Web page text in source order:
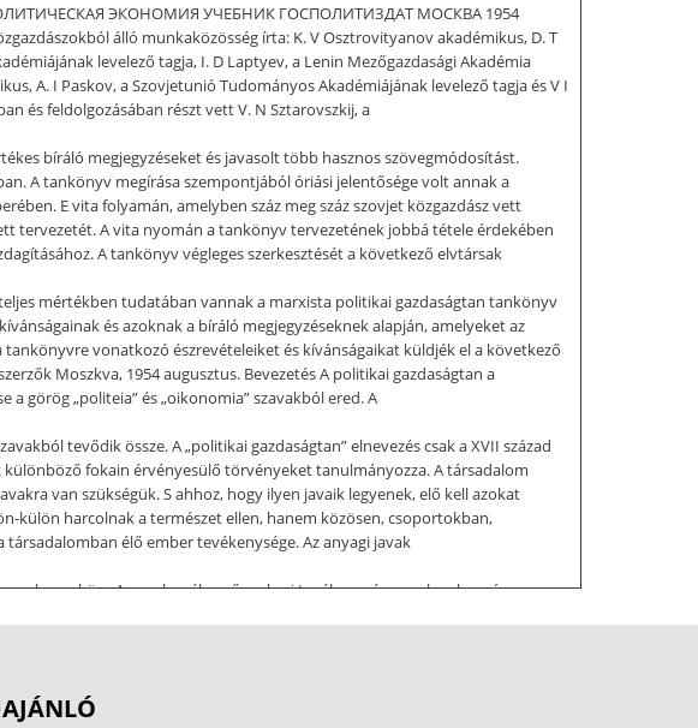
ПОЛИТИЧЕСКАЯ ЭКОНОМИЯ УЧЕБНИК ГОСПОЛИТИЗДАТ МОСКВА 1954
álló munkaközösség írta: K. V Osztrovityanov akadémikus, D. T
levelező tagja, I. D Laptyev, a Lenin Mezőgazdasági Akadémia
A. I Paskov, a Szovjetunió Tudományos Akadémiájának levelező tagja és V I
és feldolgozásában részt vett V. N Sztarovszkij, a
bíráló megjegyzéseket és javasolt több hasznos szövegmódosítást.
A tankönyv megírása szempontjából óriási jelentősége volt annak a
E vita folyamán, amelyben száz meg száz szovjet közgazdász vett
tervezetét. A vita nyomán a tankönyv tervezetének jobbá tétele érdekében
A tankönyv végleges szerkesztését a következő elvtársak
mértékben tudatában vannak a marxista politikai gazdaságtan tankönyv
és azoknak a bíráló megjegyzéseknek alapján, amelyeket az
vonatkozó észrevételeiket és kívánságaikat küldjék el a következő
Moszkva, 1954 augusztus. Bevezetés A politikai gazdaságtan a
görög „politeia” és „oikonomia” szavakból ered. A
tevődik össze. A „politikai gazdaságtan” elnevezés csak a XVII század
fokain érvényesülő törvényeket tanulmányozza. A társadalom
van szükségük. S ahhoz, hogy ilyen javaik legyenek, elő kell azokat
külön harcolnak a természet ellen, hanem közösen, csoportokban,
élő ember tevékenysége. Az anyagi javak
eszköze A munka célszerű emberi tevékenység, amelynek során az
tárgyára hat, és azt átalakítja. A munkaeszközökhöz tartoznak